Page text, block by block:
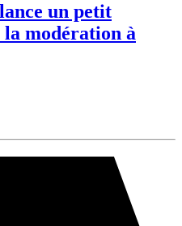
un petit
modération à